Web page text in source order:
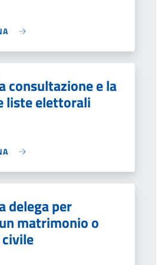
consultazione e la
liste elettorali
delega per
matrimonio o